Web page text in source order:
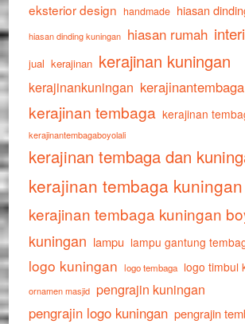
eksterior design handmade hiasan
hiasan dinding kuningan hiasan rumah
jual kerajinan kerajinan kuningan
kerajinankuningan kerajinantembaga
kerajinan tembaga kerajinan
kerajinantembagaboyolali
kerajinan tembaga dan
kerajinan tembaga kuningan
kerajinan tembaga kuningan
kuningan lampu lampu gantung
logo kuningan logo tembaga logo timbul
ornamen masjid pengrajin kuningan
pengrajin logo kuningan pengrajin